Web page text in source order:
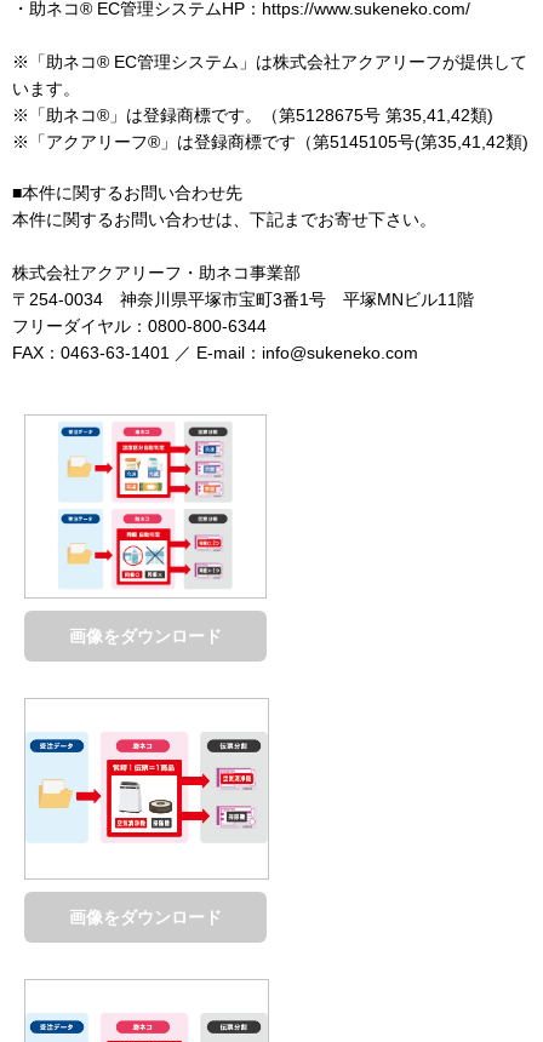
・助ネコ® EC管理システムHP：https://www.sukeneko.com/
※「助ネコ® EC管理システム」は株式会社アクアリーフが提供して
います。
※「助ネコ®」は登録商標です。（第5128675号 第35,41,42類)
※「アクアリーフ®」は登録商標です（第5145105号(第35,41,42類)
■本件に関するお問い合わせ先
本件に関するお問い合わせは、下記までお寄せ下さい。
株式会社アクアリーフ・助ネコ事業部
〒254-0034 神奈川県平塚市宝町3番1号 平塚MNビル11階
フリーダイヤル：0800-800-6344
FAX：0463-63-1401 ／ E-mail：info@sukeneko.com
画像をダウンロード
画像をダウンロード